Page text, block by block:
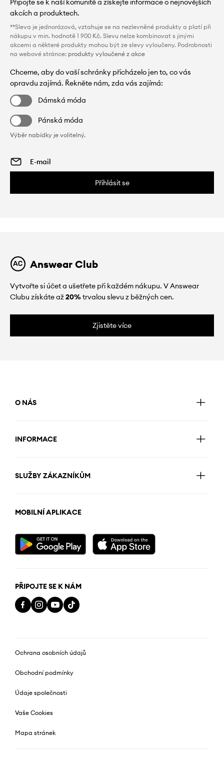
Připojte se k naší komunitě a získejte informace o nejnovějších
akcích a produktech.
**Sleva je jednorázová, vztahuje se na nezlevněné produkty a platí při
nákupu v min. hodnotě 1 900 Kč. Slevu nelze kombinovat s jinými
akcemi a některé produkty mohou být ze slevy vyloučeny. Podrobnosti
na webové stránce: produkty vyloučené z akce
Chceme, aby do vaší schránky přicházelo jen to, co vás
opravdu zajímá. Řekněte nám, zda vás zajímá:
Dámská móda
Pánská móda
Výběr nabídky je volitelný.
Přihlásit se
Answear Club
Vytvořte si účet a ušetřete při každém nákupu. V Answear
Clubu získáte až20%trvalou slevu z běžných cen.
Zjistěte více
O NÁS
INFORMACE
SLUŽBY ZÁKAZNÍKŮM
MOBILNÍ APLIKACE
PŘIPOJTE SE K NÁM
Ochrana osobních údajů
Obchodní podmínky
Údaje společnosti
Vaše Cookies
Mapa stránek